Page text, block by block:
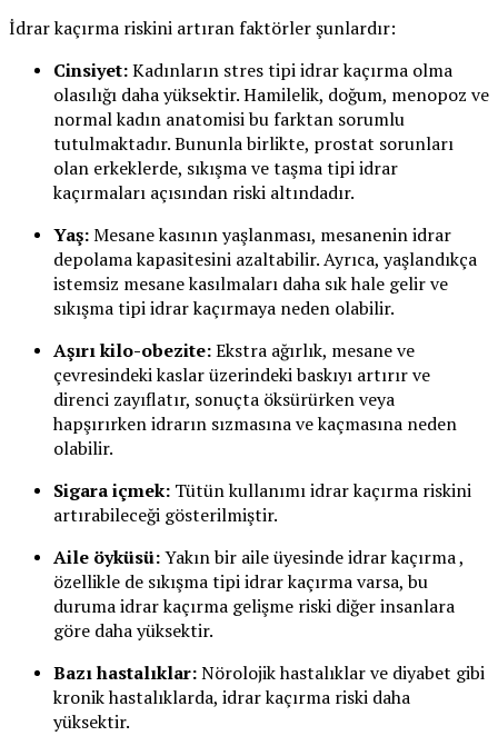
İdrar kaçırma riskini artıran faktörler şunlardır:
Cinsiyet:Kadınların stres tipi idrar kaçırma olma
olasılığı daha yüksektir. Hamilelik, doğum, menopoz ve
normal kadın anatomisi bu farktan sorumlu
tutulmaktadır. Bununla birlikte, prostat sorunları
olan erkeklerde, sıkışma ve taşma tipi idrar
kaçırmaları açısından riski altındadır.
Yaş:Mesane kasının yaşlanması, mesanenin idrar
depolama kapasitesini azaltabilir. Ayrıca, yaşlandıkça
istemsiz mesane kasılmaları daha sık hale gelir ve
sıkışma tipi idrar kaçırmaya neden olabilir.
Aşırı kilo-obezite:Ekstra ağırlık, mesane ve
çevresindeki kaslar üzerindeki baskıyı artırır ve
direnci zayıflatır, sonuçta öksürürken veya
hapşırırken idrarın sızmasına ve kaçmasına neden
olabilir.
Sigara içmek: Tütün kullanımı idrar kaçırma riskini
artırabileceği gösterilmiştir.
Aile öyküsü:Yakın bir aile üyesinde idrar kaçırma ,
özellikle de sıkışma tipi idrar kaçırma varsa, bu
duruma idrar kaçırma gelişme riski diğer insanlara
göre daha yüksektir.
Bazı hastalıklar:Nörolojik hastalıklar ve diyabet gibi
kronik hastalıklarda, idrar kaçırma riski daha
yüksektir.